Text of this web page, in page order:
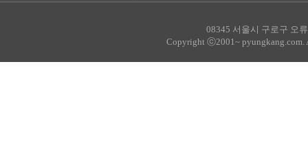
08345 서울시 구로구 오
Copyright ⓒ2001~ pyungkang.com.